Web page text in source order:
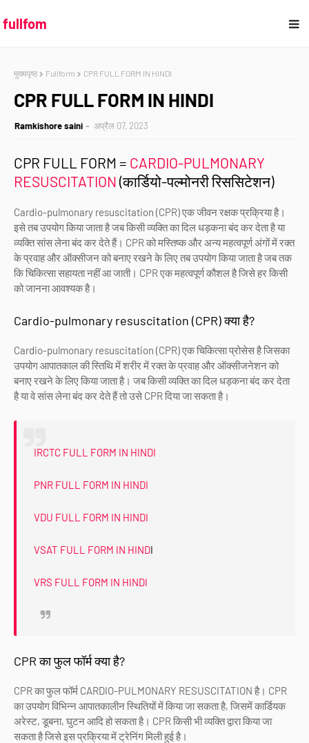
fullfom
मुख्यपृष्ठ Fullform CPR FULL FORM IN HINDI
CPR FULL FORM IN HINDI
Ramkishore saini अप्रैल 07, 2023
CPR FULL FORM = CARDIO-PULMONARY
RESUSCITATION (कार्डियो-पल्मोनरी रिससिटेशन)
Cardio-pulmonary resuscitation (CPR) एक जीवन रक्षक प्रक्रिया है।
इसे तब उपयोग किया जाता है जब किसी व्यक्ति का दिल धड़कना बंद कर देता है या
व्यक्ति सांस लेना बंद कर देते हैं। CPR को मस्तिष्क और अन्य महत्वपूर्ण अंगों में रक्त
के प्रवाह और ऑक्सीजन को बनाए रखने के लिए तब उपयोग किया जाता है जब तक
कि चिकित्सा सहायता नहीं आ जाती। CPR एक महत्वपूर्ण कौशल है जिसे हर किसी
को जानना आवश्यक है।
Cardio-pulmonary resuscitation (CPR) क्या है?
Cardio-pulmonary resuscitation (CPR) एक चिकित्सा प्रोसेस है जिसका
उपयोग आपातकाल की स्तिथि में शरीर में रक्त के प्रवाह और ऑक्सीजनेशन को
बनाए रखने के लिए किया जाता है। जब किसी व्यक्ति का दिल धड़कना बंद कर देता
है या वे सांस लेना बंद कर देते हैं तो उसे CPR दिया जा सकता है।
IRCTC FULL FORM IN HINDI
PNR FULL FORM IN HINDI
VDU FULL FORM IN HINDI
VSAT FULL FORM IN HINDI
VRS FULL FORM IN HINDI
CPR का फुल फॉर्म क्या है?
CPR का फुल फॉर्म CARDIO-PULMONARY RESUSCITATION है। CPR
का उपयोग विभिन्न आपातकालीन स्थितियों में किया जा सकता है, जिसमें कार्डियक
अरेस्ट, डूबना, घुटन आदि हो सकता है। CPR किसी भी व्यक्ति द्वारा किया जा
सकता है जिसे इस प्रक्रिया में ट्रेनिंग मिली हुई है।